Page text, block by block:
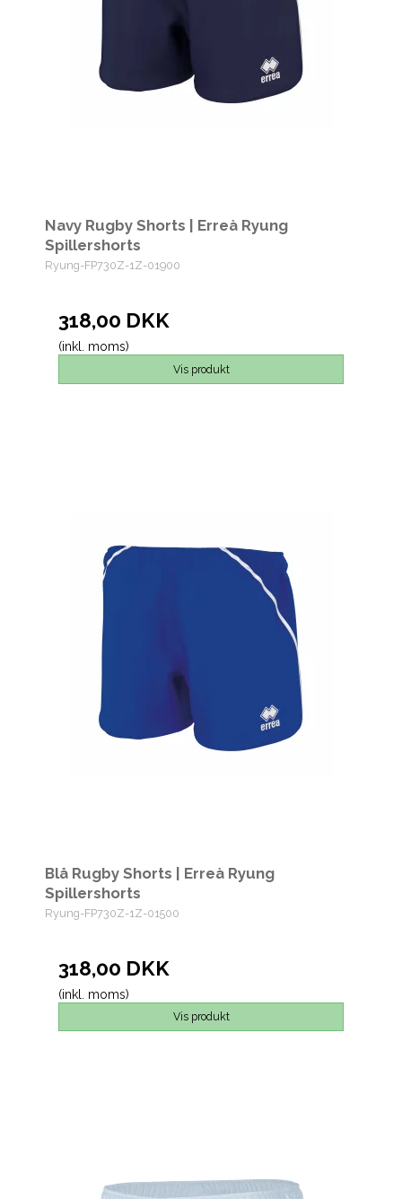
Navy Rugby Shorts | Erreà Ryung
Spillershorts
Ryung-FP730Z-1Z-01900
318,00 DKK
(inkl. moms)
Vis produkt
Blå Rugby Shorts | Erreà Ryung
Spillershorts
Ryung-FP730Z-1Z-01500
318,00 DKK
(inkl. moms)
Vis produkt